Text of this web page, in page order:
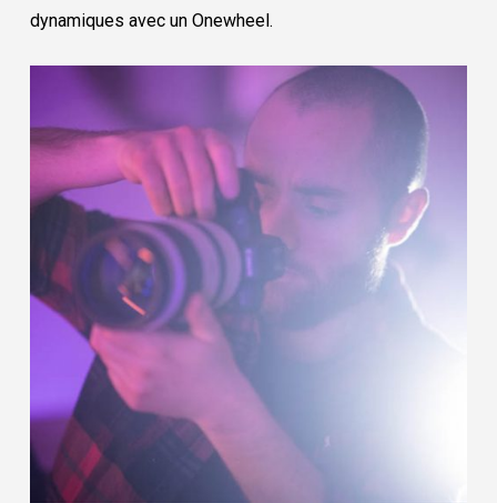
dynamiques avec un Onewheel.